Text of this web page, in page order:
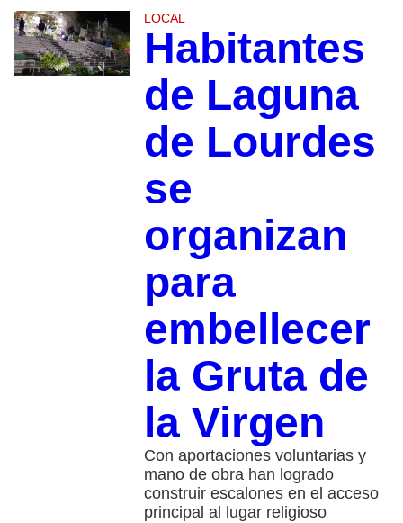
LOCAL
Habitantes
de Laguna
de Lourdes
se
organizan
para
embellecer
la Gruta de
la Virgen
Con aportaciones voluntarias y
mano de obra han logrado
construir escalones en el acceso
principal al lugar religioso